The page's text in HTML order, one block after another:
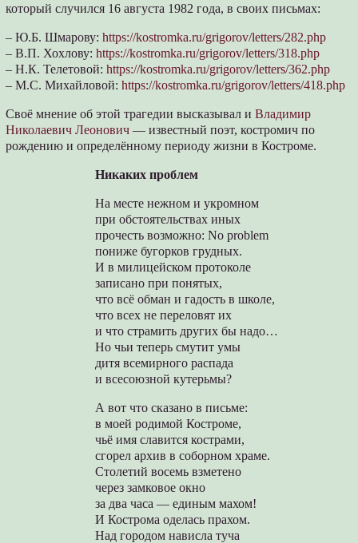
который случился 16 августа 1982 года, в своих письмах:
– Ю.Б. Шмарову:https://kostromka.ru/grigorov/letters/282.php
– В.П. Хохлову:https://kostromka.ru/grigorov/letters/318.php
– Н.К. Телетовой:https://kostromka.ru/grigorov/letters/362.php
– М.С. Михайловой:https://kostromka.ru/grigorov/letters/418.php
Своё мнение об этой трагедии высказывал иВладимир
Николаевич Леонович — известный поэт, костромич по
рождению и определённому периоду жизни в Костроме.
Никаких проблем
На месте нежном и укромном
при обстоятельствах иных
прочесть возможно: No problem
пониже бугорков грудных.
И в милицейском протоколе
записано при понятых,
что всё обман и гадость в школе,
что всех не переловят их
и что страмить других бы надо…
Но чьи теперь смутит умы
дитя всемирного распада
и всесоюзной кутерьмы?
А вот что сказано в письме:
в моей родимой Костроме,
чьё имя славится кострами,
сгорел архив в соборном храме.
Столетий восемь взметено
через замковое окно
за два часа — единым махом!
И Кострома оделась прахом.
Над городом нависла туча